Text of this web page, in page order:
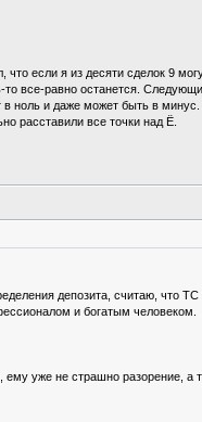
если я из десяти сделок 9
то все-равно останется.
ноль и даже может быть в минус.
расставили все точки над Ё.
депозита, считаю, что
и богатым человеком.
уже не страшно разорение, а